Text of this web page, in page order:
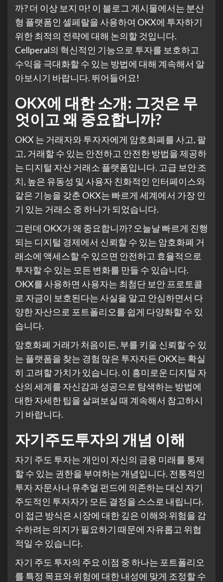
까? 더 이상 보지 마! 이 블로그 게시물에서는 분산
형 플랫폼인 셀페랄을 사용하여 OKX에 투자하기
위한 최적의 전략에 대해 논의할 것입니다.
Cellperal의 혁신적인 기능으로 투자를 보호하고
수익을 극대화할 수 있는 방법에 대해 계속해서 알
아보시기 바랍니다. 뛰어들어요!
OKX에 대한 소개: 그것은 무
엇이고 왜 중요합니까?
OKX 는 거래자와 투자자에게 암호화폐를 사고, 팔
고, 거래할 수 있는 안전하고 안전한 방법을 제공하
는 디지털 자산 거래소 플랫폼입니다. 고급 보안 조
치, 높은 유동성 및 사용자 친화적인 인터페이스와
같은 기능을 갖춘 OKX는 빠르게 세계에서 가장 인
기 있는 거래소 중 하나가 되었습니다.
그런데 OKX가 왜 중요합니까? 오늘날 빠르게 진행
되는 디지털 경제에서 신뢰할 수 있는 암호화폐 거
래소에 액세스할 수 있으면 안전하고 효율적으로
투자할 수 있는 모든 변화를 만들 수 있습니다.
OKX를 사용하면 사용자는 최첨단 보안 프로토콜
로 자금이 보호된다는 사실을 알고 안심하면서 다
양한 자산으로 포트폴리오를 쉽게 다양화할 수 있
습니다.
암호화폐 거래가 처음이든, 부를 키울 신뢰할 수 있
는 플랫폼을 찾는 경험 많은 투자자든 OKX는 확실
히 고려할 가치가 있습니다. 이 흥미로운 디지털 자
산의 세계를 자신감과 성공으로 탐색하는 방법에
대한 자세한 팁을 살펴보실 때 계속해서 참고하시
기 바랍니다.
자기주도투자의 개념 이해
자기 주도 투자는 개인이 자신의 금융 미래를 통제
할 수 있는 권한을 부여하는 개념입니다. 전통적인
투자 자문사나 뮤추얼 펀드에 의존하는 대신 자기
주도적인 투자자가 모든 결정을 스스로 내립니다.
이 접근 방식은 시장에 대한 깊은 이해와 위험을 감
수하려는 의지가 필요하기 때문에 자유롭고 위협
적일 수 있습니다.
자기 주도 투자의 주요 이점 중 하나는 포트폴리오
를 특정 목표와 위험에 대한 내성에 맞게 조정할 수